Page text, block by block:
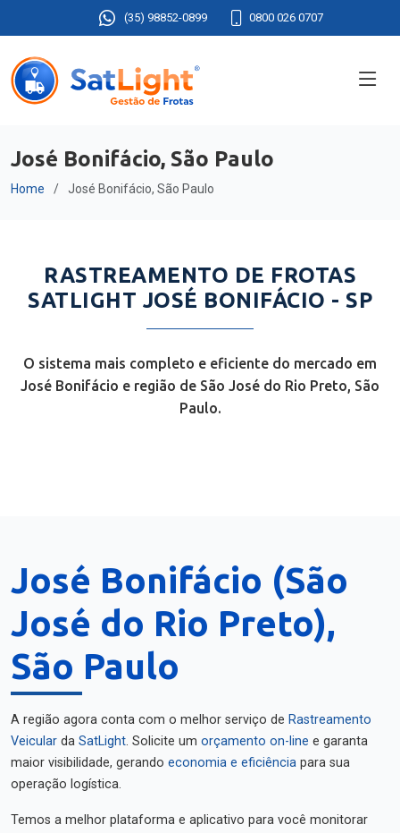
(35) 98852-0899 0800 026 0707
José Bonifácio, São Paulo
Home José Bonifácio, São Paulo
RASTREAMENTO DE FROTAS
SATLIGHT JOSÉ BONIFÁCIO - SP
O sistema mais completo e eficiente do mercado em
José Bonifácio e região de São José do Rio Preto, São
Paulo.
José Bonifácio (São
José do Rio Preto),
São Paulo
A região agora conta com o melhor serviço de Rastreamento
Veicular da SatLight. Solicite um orçamento on-line e garanta
maior visibilidade, gerando economia e eficiência para sua
operação logística.
Temos a melhor plataforma e aplicativo para você monitorar